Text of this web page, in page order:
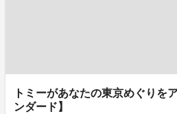
トミーがあなたの東京めぐりを
ンダード】